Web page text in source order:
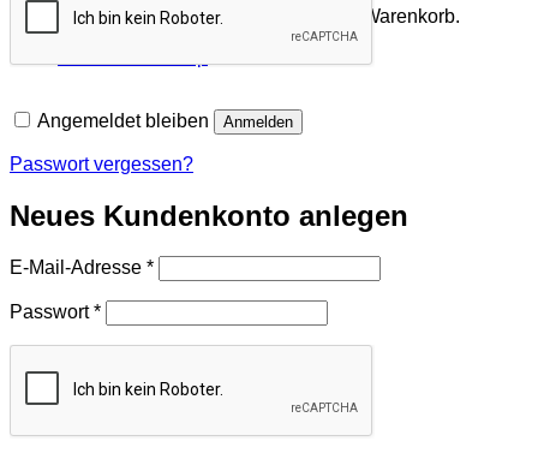
Es befinden sich keine Produkte im Warenkorb.
Angemeldet bleiben Anmelden
Passwort vergessen?
Neues Kundenkonto anlegen
E-Mail-Adresse *Erforderlich
Passwort*Erforderlich